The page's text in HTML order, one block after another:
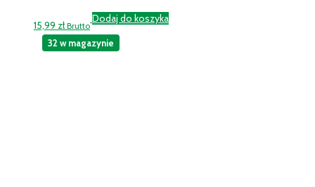
15,99 zł Brutto
Dodaj do koszyka
32 w magazynie